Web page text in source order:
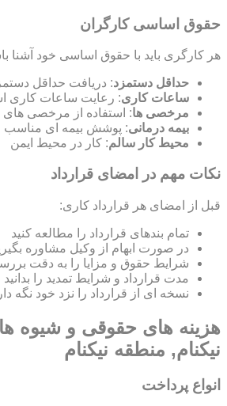
حقوق اساسی کارگران
هر کارگری باید با حقوق اساسی خود آشنا
حداقل دستمزد: دریافت حداقل
ساعات کاری: رعایت ساعات کاری
مرخصی ها: استفاده از مرخصی های
بیمه درمانی: پوشش بیمه ای مناسب
محیط کار سالم: کار در محیط ایمن
نکات مهم در امضای قرارداد
قبل از امضای هر قرارداد کاری:
تمام بندهای قرارداد را مطالعه کنید
در صورت ابهام از وکیل مشاوره
شرایط حقوق و مزایا را به دقت
مدت قرارداد و شرایط تمدید را بدانید
نسخه ای از قرارداد را نزد خود نگه
هزینه های حقوقی و شیوه
نیکنام, منطقه نیکنام
انواع پرداخت